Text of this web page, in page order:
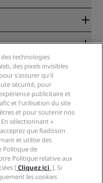
des technologies
des pixels invisibles
s'assurer qu'il
sécurité, pour
publicitaire et
et l'utilisation du site
et pour soutenir nos
sélectionnant «
que Radisson
et utilise des
Politique de
Politique relative aux
[Cliquez ici .]. Si
les cookies